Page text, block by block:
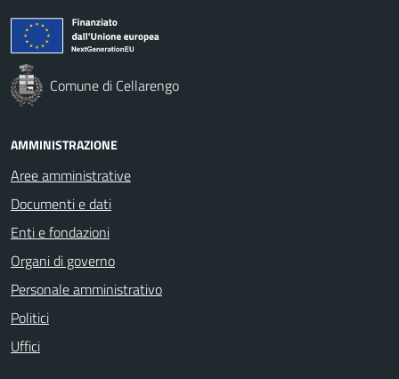
Comune di Cellarengo
AMMINISTRAZIONE
Aree amministrative
Documenti e dati
Enti e fondazioni
Organi di governo
Personale amministrativo
Politici
Uffici